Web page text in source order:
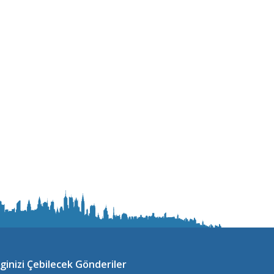
Çebilecek Gönderiler